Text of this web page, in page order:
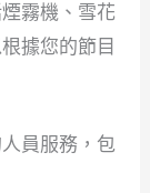
霧機、雪花
據您的節目
員服務，包